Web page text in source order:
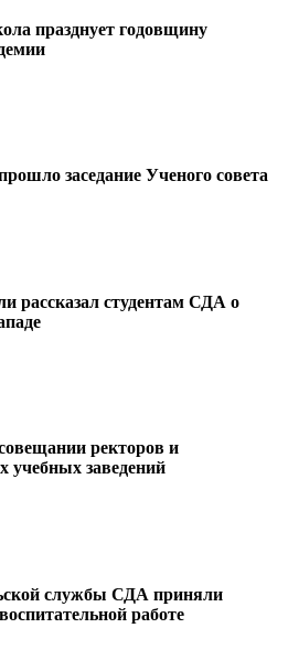
празднует годовщину
заседание Ученого совета
рассказал студентам СДА о
ректоров и
учебных заведений
службы СДА приняли
работе